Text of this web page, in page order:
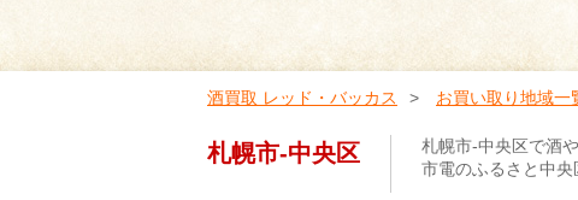
酒買取 レッド・バッカス お買い取り地域一
札幌市-中央区
札幌市-中央区で酒
市電のふるさと中央